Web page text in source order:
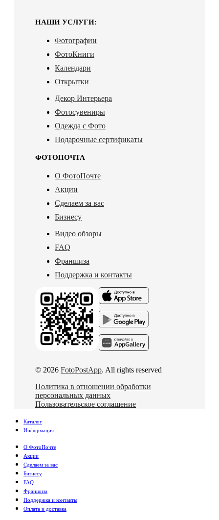
НАШИ УСЛУГИ:
Фотографии
ФотоКниги
Календари
Открытки
Декор Интерьера
Фотосувениры
Одежда с Фото
Подарочные сертификаты
ФОТОПОЧТА
О ФотоПочте
Акции
Сделаем за вас
Бизнесу
Видео обзоры
FAQ
Франшиза
Поддержка и контакты
© 2026 FotoPostApp. All rights reserved
Политика в отношении обработки
персональных данных
Пользовательское соглашение
Каталог
Информация
О ФотоПочте
Акции
Сделаем за вас
Бизнесу
FAQ
Франшиза
Поддержка и контакты
Оплата и доставка